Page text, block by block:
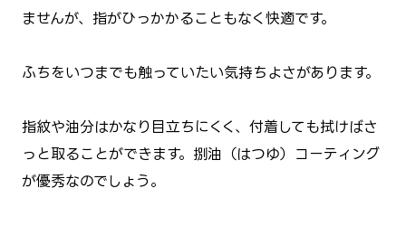
ませんが、指がひっかかることもなく快適です。
ふちをいつまでも触っていたい気持ちよさがあります。
指紋や油分はかなり目立ちにくく、付着しても拭けばさ
っと取ることができます。捌油（はつゆ）コーティング
が優秀なのでしょう。